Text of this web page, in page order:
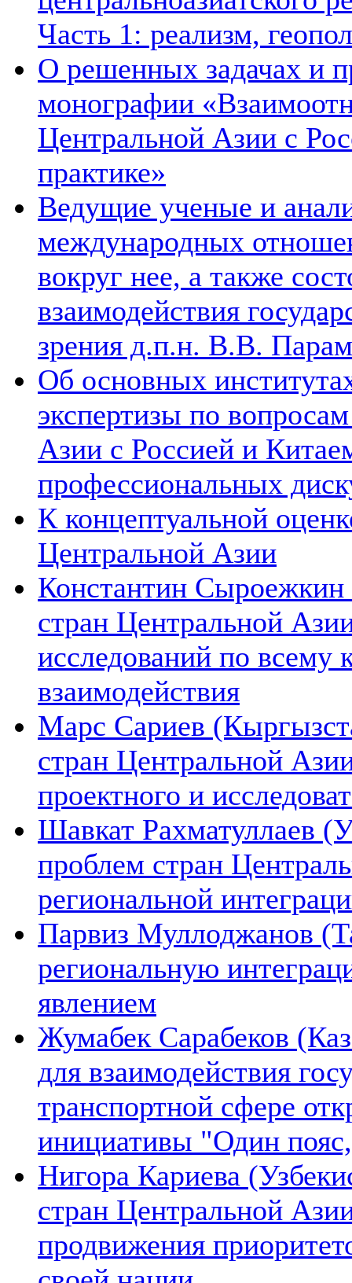
Часть 1: реализм,
О решенных задачах и
монографии
Центральной Азии с
практике»
Ведущие ученые и
международных
вокруг нее, а также
взаимодействия
зрения д.п.н. В.В.
Об основных
экспертизы по
Азии с Россией и
профессиональных
К концептуальной
Центральной Азии
Константин Сыроежкин
стран Центральной
исследований по всему
взаимодействия
Марс Сариев
стран Центральной
проектного и
Шавкат Рахматуллаев
проблем стран
региональной
Парвиз Муллоджанов
региональную
явлением
Жумабек Сарабеков
для взаимодействия
транспортной сфере
инициативы "Один
Нигора Кариева
стран Центральной
продвижения